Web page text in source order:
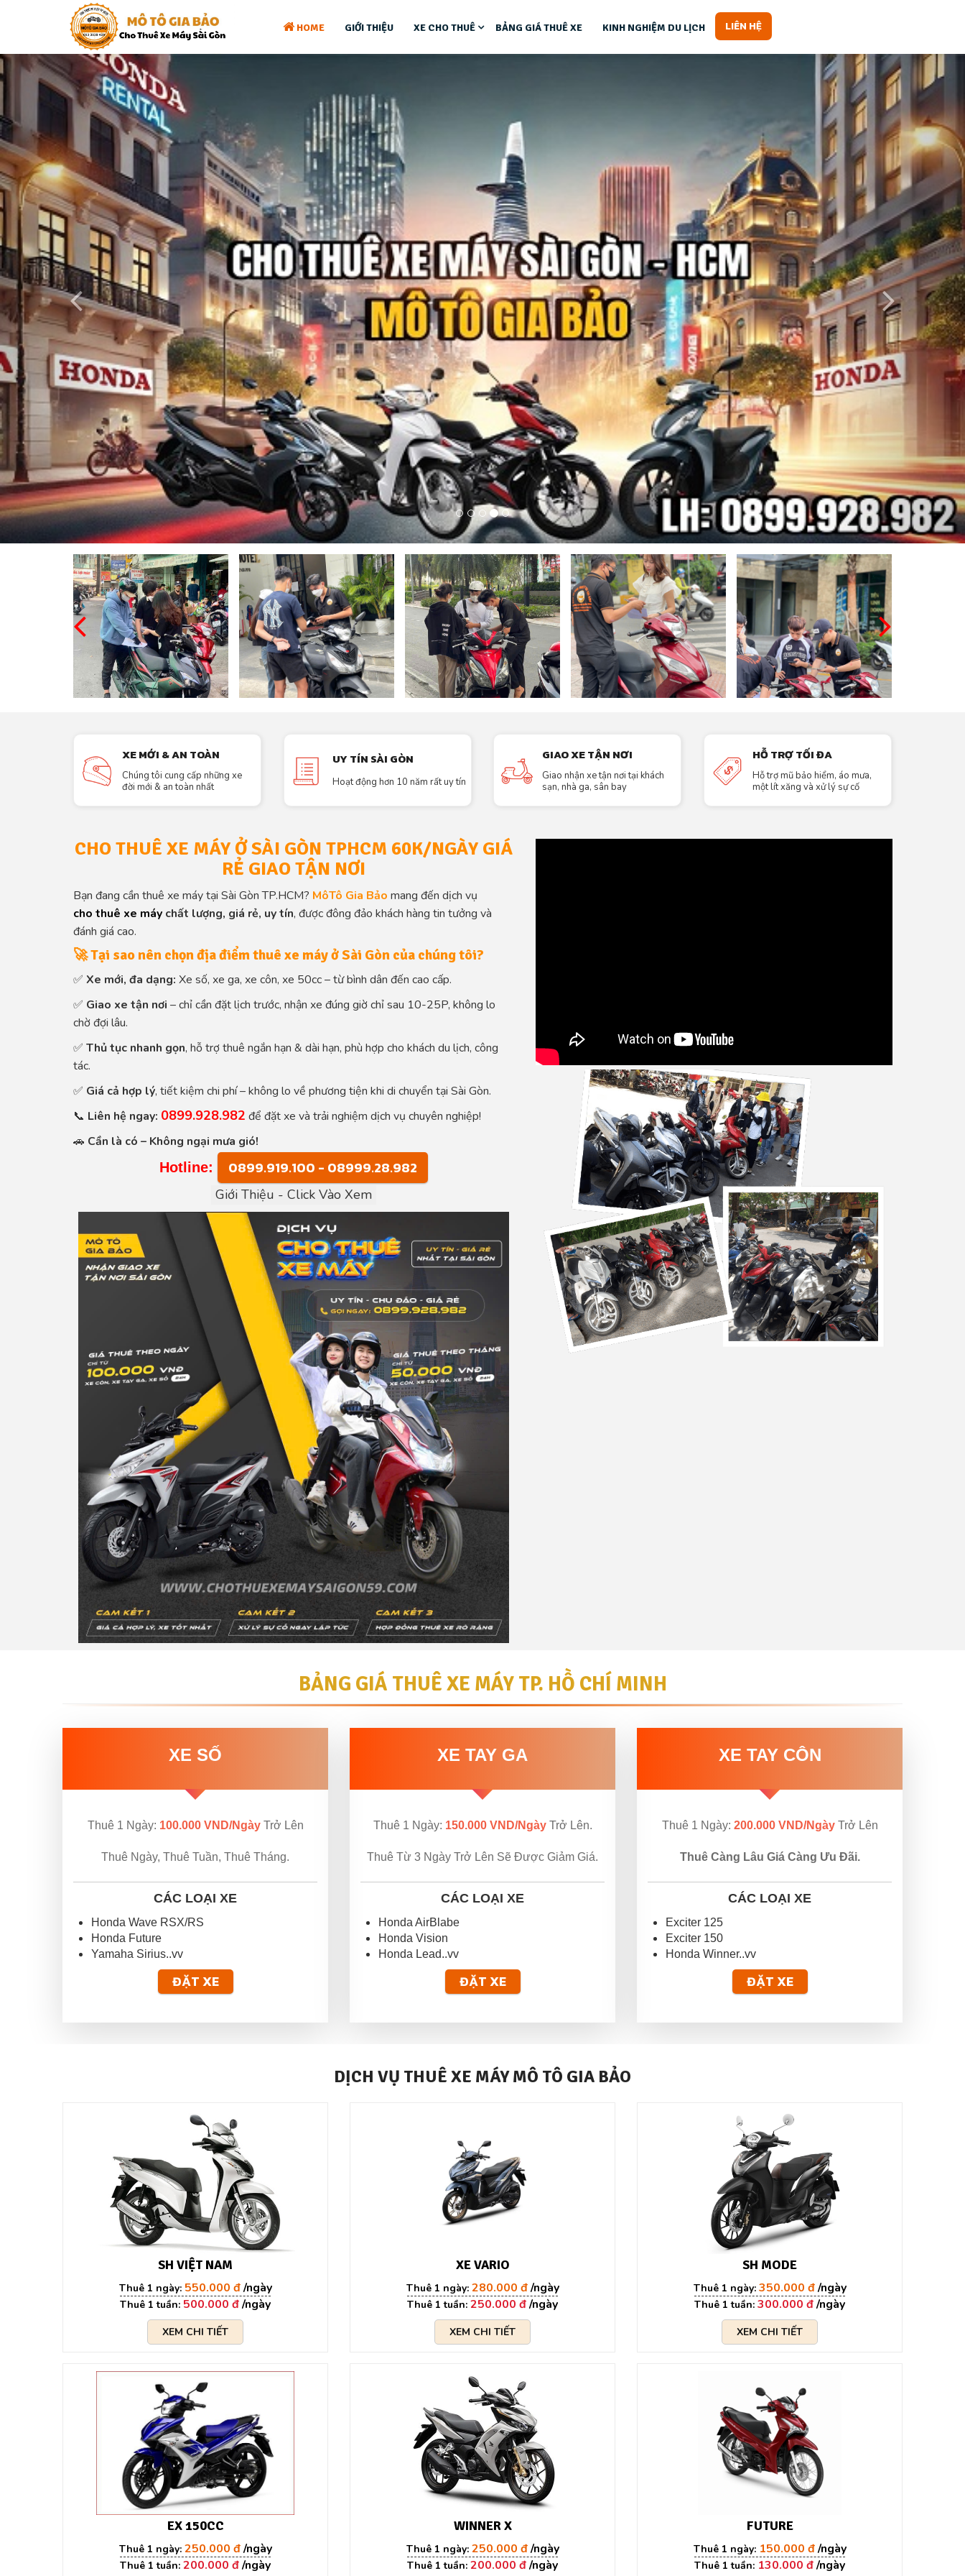
HOME GIỚI THIỆU XE CHO THUÊ BẢNG GIÁ THUÊ XE KINH NGHIỆM DU LỊCH LIÊN HỆ
Previous Next
XE MỚI & AN TOÀN
Chúng tôi cung cấp những xe
đời mới & an toàn nhất
UY TÍN SÀI GÒN
Hoạt động hơn 10 năm rất uy tín
GIAO XE TẬN NƠI
Giao nhận xe tận nơi tại khách
sạn, nhà ga, sân bay
HỖ TRỢ TỐI ĐA
Hỗ trợ mũ bảo hiểm, áo mưa,
một lít xăng và xử lý sự cố
CHO THUÊ XE MÁY Ở SÀI GÒN TPHCM 60K/NGÀY GIÁ
RẺ GIAO TẬN NƠI
Bạn đang cần thuê xe máy tại Sài Gòn TP.HCM? MôTô Gia Bảo mang đến dịch vụ
cho thuê xe máy chất lượng, giá rẻ, uy tín, được đông đảo khách hàng tin tưởng và
đánh giá cao.
🚀Tại sao nên chọn địa điểm thuê xe máy ở Sài Gòn của chúng tôi?
✅ Xe mới, đa dạng: Xe số, xe ga, xe côn, xe 50cc – từ bình dân đến cao cấp.
✅ Giao xe tận nơi – chỉ cần đặt lịch trước, nhận xe đúng giờ chỉ sau 10-25P, không lo
chờ đợi lâu.
✅ Thủ tục nhanh gọn, hỗ trợ thuê ngắn hạn & dài hạn, phù hợp cho khách du lịch, công
tác.
✅ Giá cả hợp lý, tiết kiệm chi phí – không lo về phương tiện khi di chuyển tại Sài Gòn.
📞 Liên hệ ngay: 0899.928.982 để đặt xe và trải nghiệm dịch vụ chuyên nghiệp!
🚗 Cần là có – Không ngại mưa gió!
Hotline:
0899.919.100 - 08999.28.982
Giới Thiệu - Click Vào Xem
BẢNG GIÁ THUÊ XE MÁY TP. HỒ CHÍ MINH
XE SỐ
Thuê 1 Ngày: 100.000 VND/NgàyTrở Lên
Thuê Ngày, Thuê Tuần, Thuê Tháng.
CÁC LOẠI XE
Honda Wave RSX/RS
Honda Future
Yamaha Sirius..vv
ĐẶT XE
XE TAY GA
Thuê 1 Ngày: 150.000 VND/NgàyTrở Lên.
Thuê Từ 3 Ngày Trở Lên Sẽ Được Giảm Giá.
CÁC LOẠI XE
Honda AirBlabe
Honda Vision
Honda Lead..vv
ĐẶT XE
XE TAY CÔN
Thuê 1 Ngày: 200.000 VND/NgàyTrở Lên
Thuê Càng Lâu Giá Càng Ưu Đãi.
CÁC LOẠI XE
Exciter 125
Exciter 150
Honda Winner..vv
ĐẶT XE
DỊCH VỤ THUÊ XE MÁY MÔ TÔ GIA BẢO
SH VIỆT NAM
550.000 đ
500.000 đ
XEM CHI TIẾT
XE VARIO
280.000 đ
250.000 đ
XEM CHI TIẾT
SH MODE
350.000 đ
300.000 đ
XEM CHI TIẾT
EX 150CC
250.000 đ
200.000 đ
WINNER X
250.000 đ
200.000 đ
FUTURE
150.000 đ
130.000 đ